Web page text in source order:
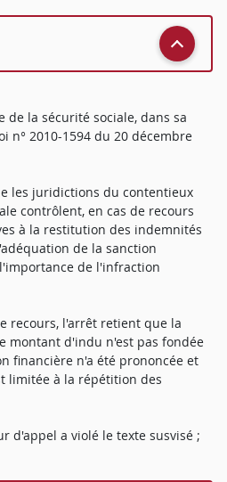
de la sécurité sociale, dans sa
n° 2010-1594 du 20 décembre
les juridictions du contentieux
contrôlent, en cas de recours
à la restitution des indemnités
de la sanction
de l'infraction
recours, l'arrêt retient que la
montant d'indu n'est pas fondée
financière n'a été prononcée et
limitée à la répétition des
d'appel a violé le texte susvisé ;